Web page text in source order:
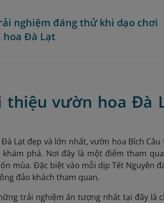
nghiệm đáng thử khi dạo chơi
hoa Đà Lạt
thiệu vườn hoa Đà
Lạt đẹp và lớn nhất, vườn hoa Bích
khám phá. Nơi đây là một điểm tham
mùa. Đặc biệt vào mỗi dịp Tết Nguyên
đảo khách tham quan.
trải nghiệm ấn tượng nhất tại đây là